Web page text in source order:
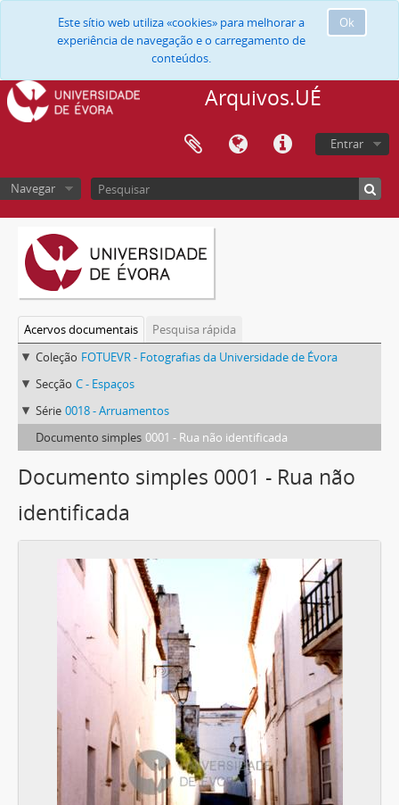
Ok
Este sítio web utiliza «cookies» para melhorar a
experiência de navegação e o carregamento de
conteúdos.
Arquivos.UÉ
Entrar
Navegar
Acervos documentais
Pesquisa rápida
Coleção FOTUEVR - Fotografias da Universidade de Évora
Secção C - Espaços
Série 0018 - Arruamentos
Documento simples 0001 - Rua não identificada
Documento simples 0001 - Rua não
identificada